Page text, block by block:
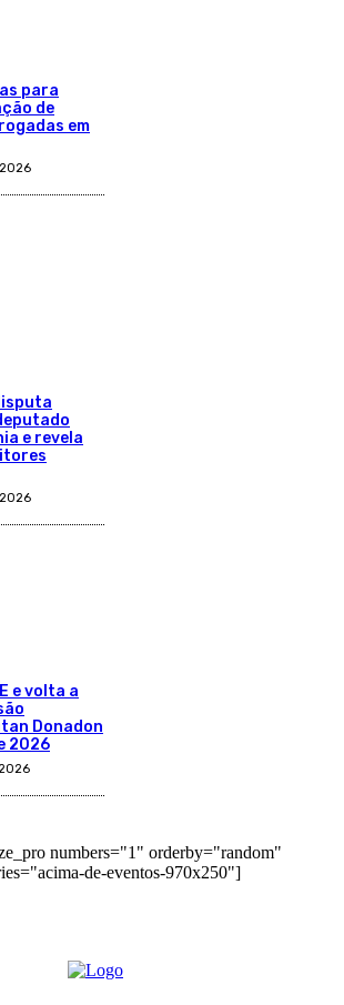
para
de
em
e revela
e volta a
Donadon
2026
numbers="1" orderby="random"
de-eventos-970x250"]